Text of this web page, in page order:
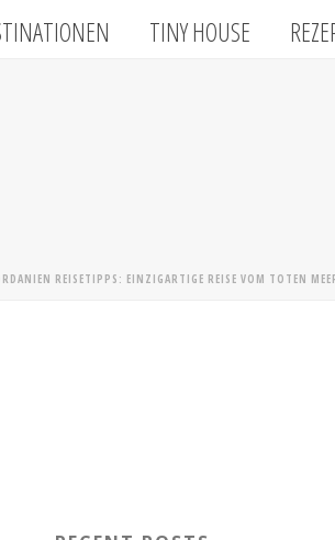
TINY HOUSE
REISETIPPS: EINZIGARTIGE REISE VOM TOTEN